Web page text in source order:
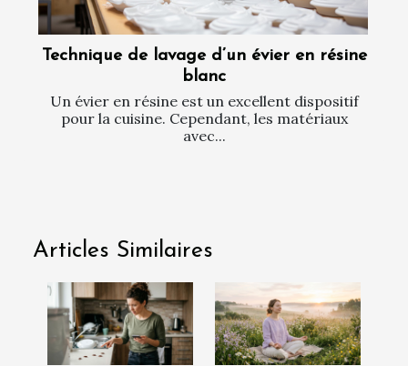
Technique de lavage d’un évier en résine
blanc
Un évier en résine est un excellent dispositif
pour la cuisine. Cependant, les matériaux
avec...
Articles Similaires